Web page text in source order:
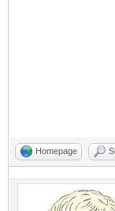
Homepage